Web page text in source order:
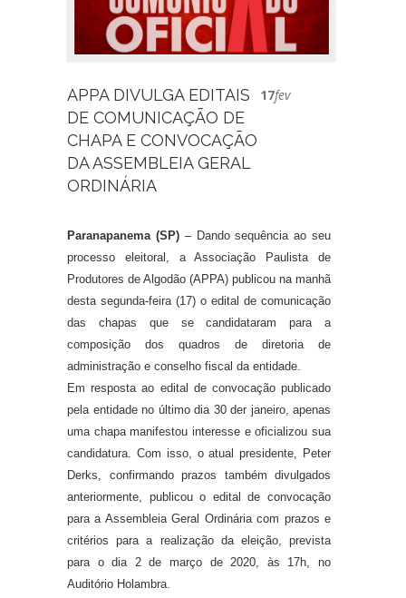
17fev
APPA DIVULGA EDITAIS
DE COMUNICAÇÃO DE
CHAPA E CONVOCAÇÃO
DA ASSEMBLEIA GERAL
ORDINÁRIA
Paranapanema (SP)– Dando sequência ao seu
processo eleitoral, a Associação Paulista de
Produtores de Algodão (APPA) publicou na manhã
desta segunda-feira (17) o edital de comunicação
das chapas que se candidataram para a
composição dos quadros de diretoria de
administração e conselho fiscal da entidade.
Em resposta ao edital de convocação publicado
pela entidade no último dia 30 der janeiro, apenas
uma chapa manifestou interesse e oficializou sua
candidatura. Com isso, o atual presidente, Peter
Derks, confirmando prazos também divulgados
anteriormente, publicou o edital de convocação
para a Assembleia Geral Ordinária com prazos e
critérios para a realização da eleição, prevista
para o dia 2 de março de 2020, às 17h, no
Auditório Holambra.